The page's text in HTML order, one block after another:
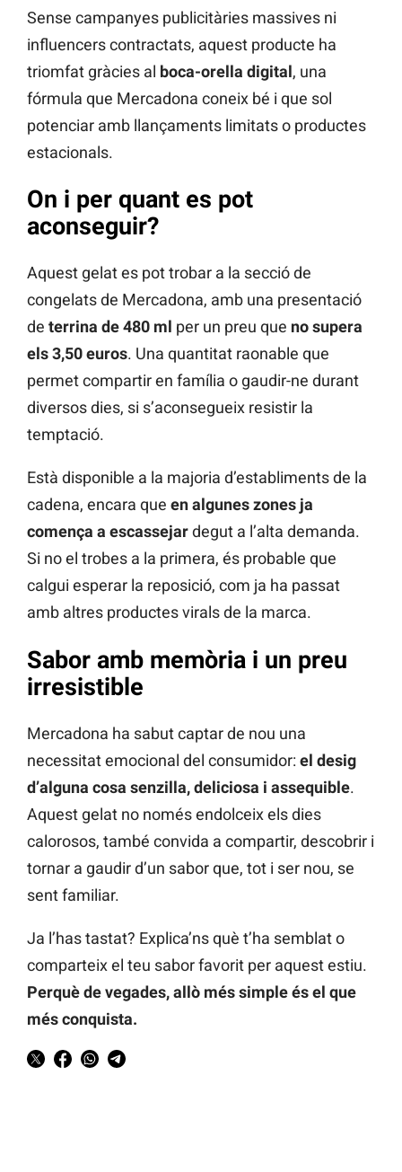
Sense campanyes publicitàries massives ni
influencers contractats, aquest producte ha
triomfat gràcies al boca-orella digital, una
fórmula que Mercadona coneix bé i que sol
potenciar amb llançaments limitats o productes
estacionals.
On i per quant es pot
aconseguir?
Aquest gelat es pot trobar a la secció de
congelats de Mercadona, amb una presentació
de terrina de 480 ml per un preu que no supera
els 3,50 euros. Una quantitat raonable que
permet compartir en família o gaudir-ne durant
diversos dies, si s’aconsegueix resistir la
temptació.
Està disponible a la majoria d’establiments de la
cadena, encara que en algunes zones ja
comença a escassejardegut a l’alta demanda.
Si no el trobes a la primera, és probable que
calgui esperar la reposició, com ja ha passat
amb altres productes virals de la marca.
Sabor amb memòria i un preu
irresistible
Mercadona ha sabut captar de nou una
necessitat emocional del consumidor: el desig
d’alguna cosa senzilla, deliciosa i assequible.
Aquest gelat no només endolceix els dies
calorosos, també convida a compartir, descobrir i
tornar a gaudir d’un sabor que, tot i ser nou, se
sent familiar.
Ja l’has tastat? Explica’ns què t’ha semblat o
comparteix el teu sabor favorit per aquest estiu.
Perquè de vegades, allò més simple és el que
més conquista.